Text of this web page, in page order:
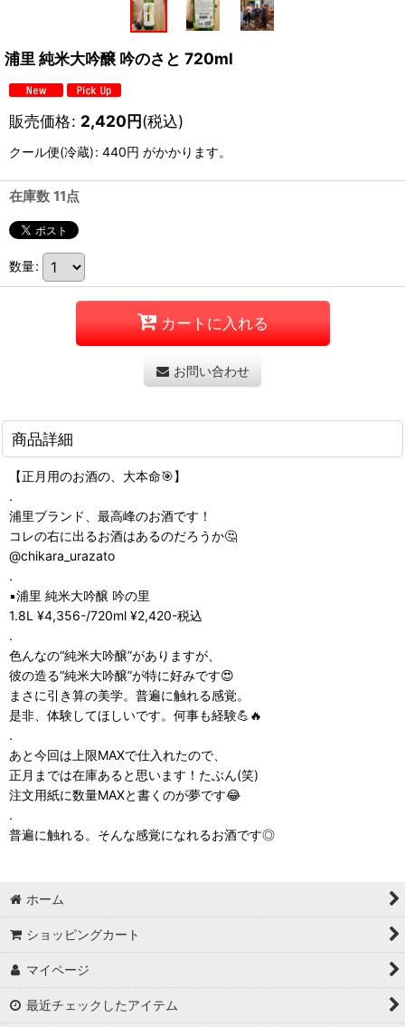
浦里 純米大吟醸 吟のさと 720ml
販売価格: 2,420円(税込)
クール便(冷蔵): 440円 がかかります。
在庫数 11点
数量:
カートに入れる
お問い合わせ
商品詳細
【正月用のお酒の、大本命🎯】
.
浦里ブランド、最高峰のお酒です！
コレの右に出るお酒はあるのだろうか🤔
@chikara_urazato
.
▪️浦里 純米大吟醸 吟の里
1.8L ¥4,356-/720ml ¥2,420-税込
.
色んなの“純米大吟醸”がありますが、
彼の造る“純米大吟醸”が特に好みです😍
まさに引き算の美学。普遍に触れる感覚。
是非、体験してほしいです。何事も経験💪🔥
.
あと今回は上限MAXで仕入れたので、
正月までは在庫あると思います！たぶん(笑)
注文用紙に数量MAXと書くのが夢です😂
.
普遍に触れる。そんな感覚になれるお酒です◎
ホーム
ショッピングカート
マイページ
最近チェックしたアイテム